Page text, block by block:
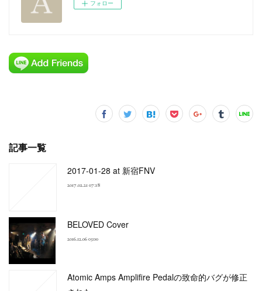
フォロー
記事一覧
2017-01-28 at 新宿FNV
2017.02.21 07:18
BELOVED Cover
2016.12.06 03:00
Atomic Amps Amplifire Pedalの致命的バグが修正